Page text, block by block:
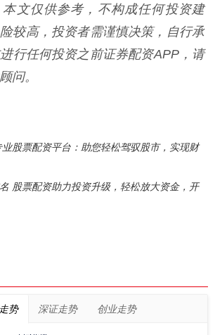
文仅供参考，不构成任何投资建
较高，投资者需谨慎决策，自行承
行任何投资之前证券配资APP，请
问。
股票配资平台：助您轻松驾驭股市，实现财
股票配资助力投资升级，轻松放大资金，开
势 深证走势 创业走势